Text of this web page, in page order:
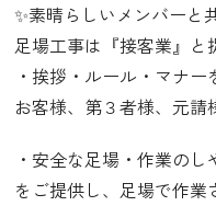
✨素晴らしいメンバーと
足場工事は『接客業』と
・挨拶・ルール・マナー
お客様、第３者様、元
・安全な足場・作業の
をご提供し、足場で作業